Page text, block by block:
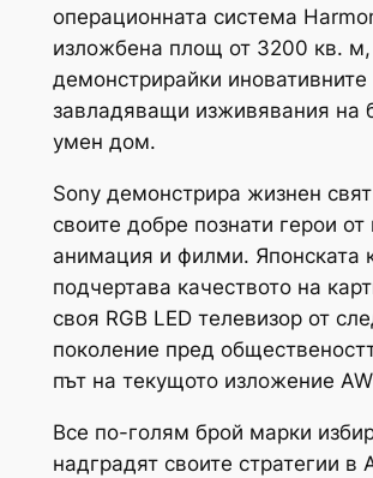
операционната система
изложбена площ от 3200 кв. м,
демонстрирайки иновативните
завладяващи изживявания на
умен дом.
Sony демонстрира жизнен
своите добре познати герои от
анимация и филми. Японската
подчертава качеството на
своя RGB LED телевизор от
поколение пред
път на текущото изложение
Все по-голям брой марки
надградят своите стратегии в